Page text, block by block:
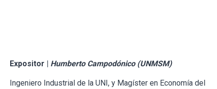
Expositor | Humberto Campodónico (UNMSM)
Ingeniero Industrial de la UNI, y Magíster en Economía del